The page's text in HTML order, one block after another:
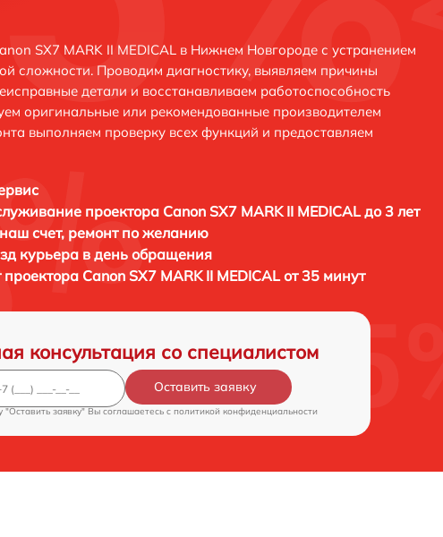
SX7 MARK II MEDICAL в Нижнем Новгороде с устранением
сложности. Проводим диагностику, выявляем причины
детали и восстанавливаем работоспособность
оригинальные или рекомендованные производителем
выполняем проверку всех функций и предоставляем
проектора Canon SX7 MARK II MEDICAL до 3 лет
счет, ремонт по желанию
курьера в день обращения
проектора Canon SX7 MARK II MEDICAL от 35 минут
консультация со специалистом
Оставить заявку
заявку" Вы соглашаетесь c политикой конфиденциальности